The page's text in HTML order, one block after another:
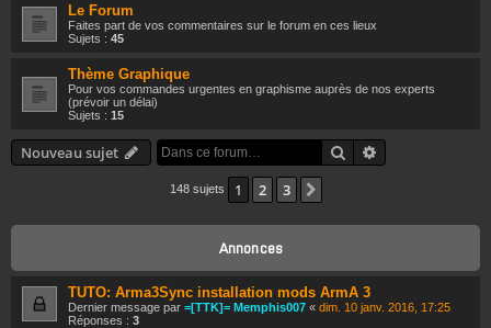
Sujets sans réponse
Sujets actifs
Rechercher
Boite à Chat
CONNEXION
S’ENREGISTRER
Le Forum
Faites part de vos commentaires sur le forum en ces lieux
Sujets : 45
Thème Graphique
Pour vos commandes urgentes en graphisme auprès de nos experts
(prévoir un délai)
Sujets : 15
Nouveau sujet Rechercher
148 sujets 1 2 3
Annonces
TUTO: Arma3Sync installation mods ArmA 3
Dernier message par =[TTK]= Memphis007 « dim. 10 janv. 2016, 17:25
Réponses : 3